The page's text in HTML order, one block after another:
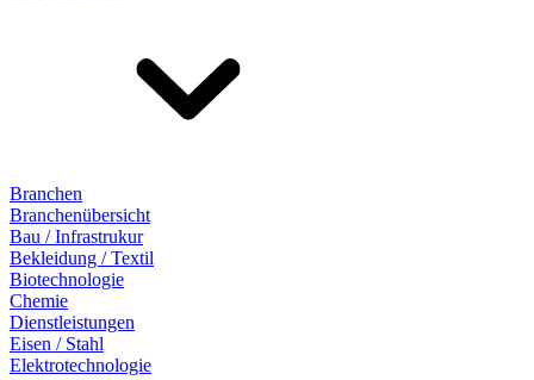
Branchen
Branchenübersicht
Bau / Infrastrukur
Bekleidung / Textil
Biotechnologie
Chemie
Dienstleistungen
Eisen / Stahl
Elektrotechnologie